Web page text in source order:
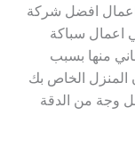
افضل شركة
اعمال سباكة
منها بسبب
المنزل الخاص بك
وجة من الدقة